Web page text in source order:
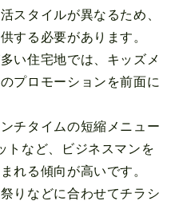
スタイルが異なるため、
する必要があります。
い住宅地では、キッズメ
プロモーションを前面に
チタイムの短縮メニュー
トなど、ビジネスマンを
れる傾向が高いです。
りなどに合わせてチラシ